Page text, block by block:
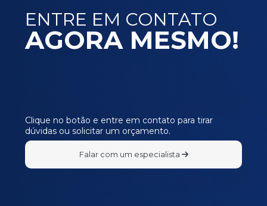
ENTRE EM CONTATO
AGORA MESMO!
Clique no botão e entre em contato para tirar
dúvidas ou solicitar um orçamento.
Falar com um especialista